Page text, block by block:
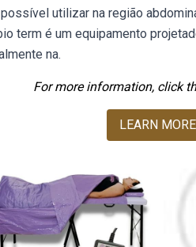
utilizar na região
term é um equipamento
na.
For more information, click
LEARN MORE